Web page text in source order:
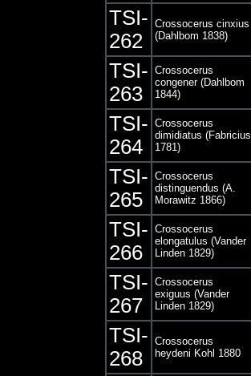
TSI-
262
Crossocerus cinxius
(Dahlbom 1838)
TSI-
263
Crossocerus
congener (Dahlbom
1844)
TSI-
264
Crossocerus
dimidiatus (Fabricius
1781)
TSI-
265
Crossocerus
distinguendus (A.
Morawitz 1866)
TSI-
266
Crossocerus
elongatulus (Vander
Linden 1829)
TSI-
267
Crossocerus
exiguus (Vander
Linden 1829)
TSI-
268
Crossocerus
heydeni Kohl 1880